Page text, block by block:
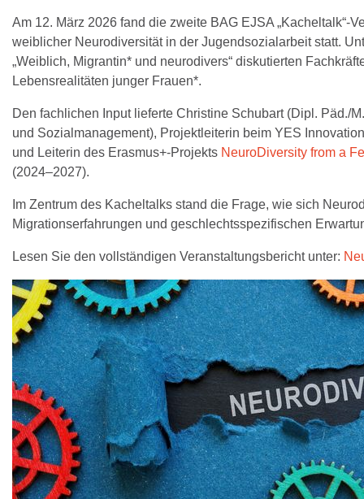
Am 12. März 2026 fand die zweite BAG EJSA „Kacheltalk“-
weiblicher Neurodiversität in der Jugendsozialarbeit statt.
„Weiblich, Migrantin* und neurodivers“ diskutierten
Lebensrealitäten junger Frauen*.
Den fachlichen Input lieferte Christine Schubart (Dipl. Päd./
und Sozialmanagement), Projektleiterin beim YES
und Leiterin des Erasmus+-Projekts NeuroDiversity from a
(2024–2027).
Im Zentrum des Kacheltalks stand die Frage, wie sich
Migrationserfahrungen und geschlechtsspezifischen
Lesen Sie den vollständigen Veranstaltungsbericht unter: